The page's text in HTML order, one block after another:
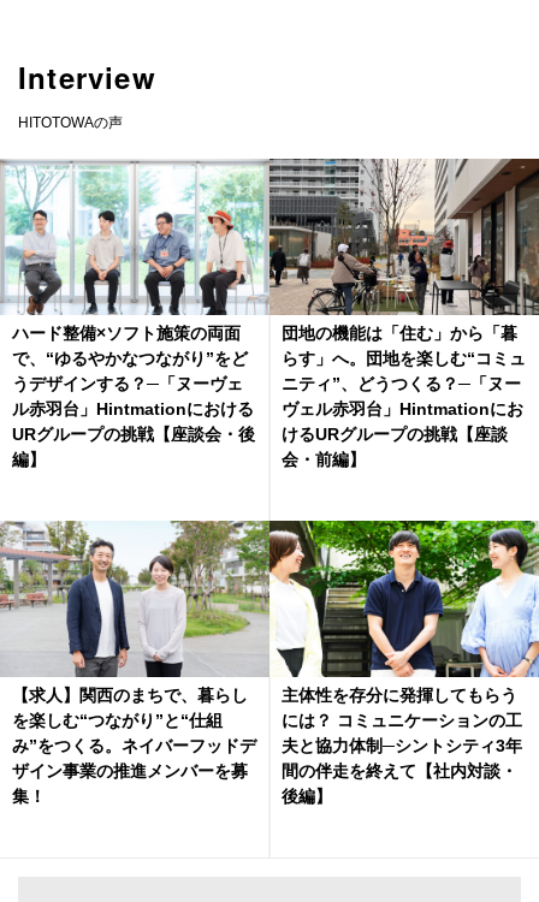
Interview
HITOTOWAの声
ハード整備×ソフト施策の両面
で、“ゆるやかなつながり”をど
うデザインする？─「ヌーヴェ
ル赤羽台」Hintmationにおける
URグループの挑戦【座談会・後
編】
団地の機能は「住む」から「暮
らす」へ。団地を楽しむ“コミュ
ニティ”、どうつくる？─「ヌー
ヴェル赤羽台」Hintmationにお
けるURグループの挑戦【座談
会・前編】
【求人】関西のまちで、暮らし
を楽しむ“つながり”と“仕組
み”をつくる。ネイバーフッドデ
ザイン事業の推進メンバーを募
集！
主体性を存分に発揮してもらう
には？ コミュニケーションの工
夫と協力体制─シントシティ3年
間の伴走を終えて【社内対談・
後編】